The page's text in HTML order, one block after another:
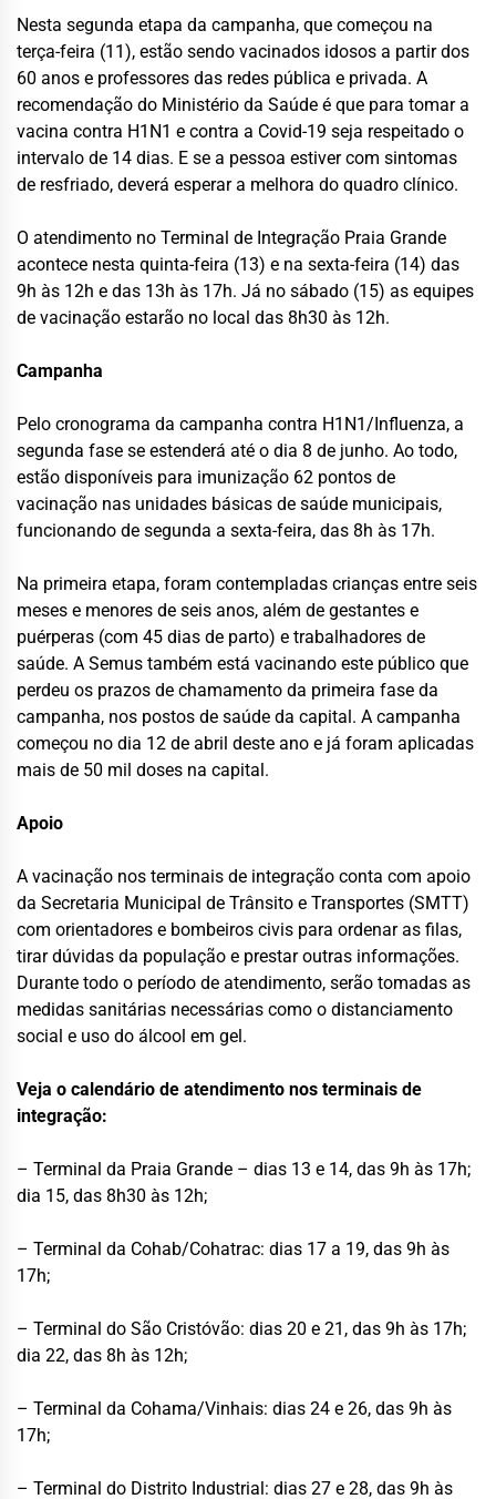
Nesta segunda etapa da campanha, que começou na
terça-feira (11), estão sendo vacinados idosos a partir dos
60 anos e professores das redes pública e privada. A
recomendação do Ministério da Saúde é que para tomar a
vacina contra H1N1 e contra a Covid-19 seja respeitado o
intervalo de 14 dias. E se a pessoa estiver com sintomas
de resfriado, deverá esperar a melhora do quadro clínico.
O atendimento no Terminal de Integração Praia Grande
acontece nesta quinta-feira (13) e na sexta-feira (14) das
9h às 12h e das 13h às 17h. Já no sábado (15) as equipes
de vacinação estarão no local das 8h30 às 12h.
Campanha
Pelo cronograma da campanha contra H1N1/Influenza, a
segunda fase se estenderá até o dia 8 de junho. Ao todo,
estão disponíveis para imunização 62 pontos de
vacinação nas unidades básicas de saúde municipais,
funcionando de segunda a sexta-feira, das 8h às 17h.
Na primeira etapa, foram contempladas crianças entre seis
meses e menores de seis anos, além de gestantes e
puérperas (com 45 dias de parto) e trabalhadores de
saúde. A Semus também está vacinando este público que
perdeu os prazos de chamamento da primeira fase da
campanha, nos postos de saúde da capital. A campanha
começou no dia 12 de abril deste ano e já foram aplicadas
mais de 50 mil doses na capital.
Apoio
A vacinação nos terminais de integração conta com apoio
da Secretaria Municipal de Trânsito e Transportes (SMTT)
com orientadores e bombeiros civis para ordenar as filas,
tirar dúvidas da população e prestar outras informações.
Durante todo o período de atendimento, serão tomadas as
medidas sanitárias necessárias como o distanciamento
social e uso do álcool em gel.
Veja o calendário de atendimento nos terminais de
integração:
– Terminal da Praia Grande – dias 13 e 14, das 9h às 17h;
dia 15, das 8h30 às 12h;
– Terminal da Cohab/Cohatrac: dias 17 a 19, das 9h às
17h;
– Terminal do São Cristóvão: dias 20 e 21, das 9h às 17h;
dia 22, das 8h às 12h;
– Terminal da Cohama/Vinhais: dias 24 e 26, das 9h às
17h;
– Terminal do Distrito Industrial: dias 27 e 28, das 9h às